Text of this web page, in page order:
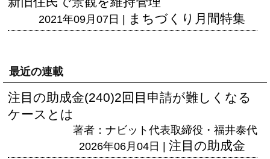
2021年09月07日 | まちづくり月間特集
最近の連載
注目の助成金(240)2回目申請が難しくなる
ケースとは
著者：ナビット代表取締役・福井泰代
2026年06月04日 | 注目の助成金